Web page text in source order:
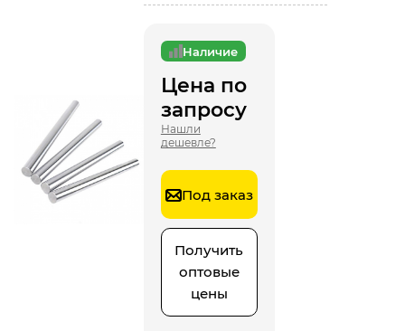
Наличие
Цена по
запросу
Нашли
дешевле?
Под заказ
Получить
оптовые
цены